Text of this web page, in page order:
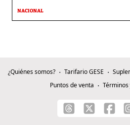
NACIONAL
¿Quiénes somos? Tarifario GESE
Puntos de venta